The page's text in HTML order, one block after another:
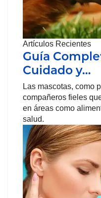
Artículos Recientes
Guía
Cuidado y…
Las mascotas, como
compañeros fieles
en áreas como
salud.